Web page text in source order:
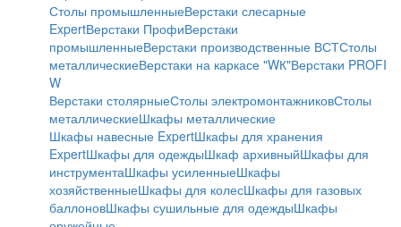
Столы промышленныеВерстаки слесарные
ExpertВерстаки ПрофиВерстаки
промышленныеВерстаки производственные ВСТСтолы
металлическиеВерстаки на каркасе "WК"Верстаки PROFI
W
Верстаки столярныеСтолы электромонтажниковСтолы
металлическиеШкафы металлические
Шкафы навесные ExpertШкафы для хранения
ExpertШкафы для одеждыШкаф архивныйШкафы для
инструментаШкафы усиленныеШкафы
хозяйственныеШкафы для колесШкафы для газовых
баллоновШкафы сушильные для одеждыШкафы